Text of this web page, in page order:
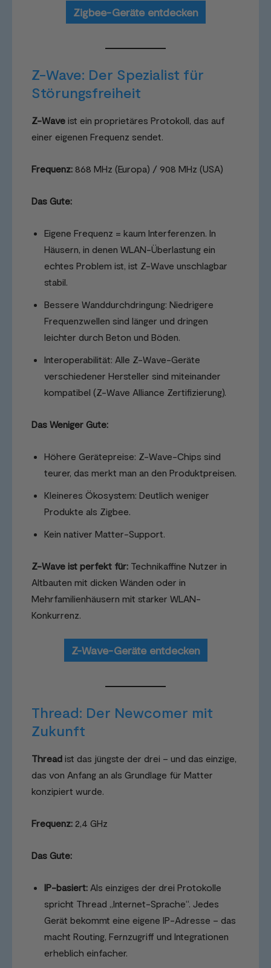
Zigbee-Geräte entdecken
Z-Wave: Der Spezialist für
Störungsfreiheit
Z-Wave ist ein proprietäres Protokoll, das auf
einer eigenen Frequenz sendet.
Frequenz: 868 MHz (Europa) / 908 MHz (USA)
Das Gute:
Eigene Frequenz = kaum Interferenzen. In
Häusern, in denen WLAN-Überlastung ein
echtes Problem ist, ist Z-Wave unschlagbar
stabil.
Bessere Wanddurchdringung: Niedrigere
Frequenzwellen sind länger und dringen
leichter durch Beton und Böden.
Interoperabilität: Alle Z-Wave-Geräte
verschiedener Hersteller sind miteinander
kompatibel (Z-Wave Alliance Zertifizierung).
Das Weniger Gute:
Höhere Gerätepreise: Z-Wave-Chips sind
teurer, das merkt man an den Produktpreisen.
Kleineres Ökosystem: Deutlich weniger
Produkte als Zigbee.
Kein nativer Matter-Support.
Z-Wave ist perfekt für: Technikaffine Nutzer in
Altbauten mit dicken Wänden oder in
Mehrfamilienhäusern mit starker WLAN-
Konkurrenz.
Z-Wave-Geräte entdecken
Thread: Der Newcomer mit
Zukunft
Thread ist das jüngste der drei – und das einzige,
das von Anfang an als Grundlage für Matter
konzipiert wurde.
Frequenz: 2,4 GHz
Das Gute:
IP-basiert: Als einziges der drei Protokolle
spricht Thread „Internet-Sprache“. Jedes
Gerät bekommt eine eigene IP-Adresse – das
macht Routing, Fernzugriff und Integrationen
erheblich einfacher.